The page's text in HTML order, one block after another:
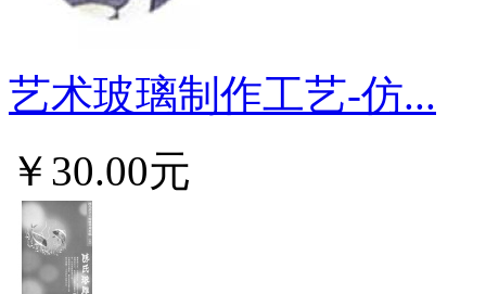
艺术玻璃制作工艺-仿...
￥30.00元